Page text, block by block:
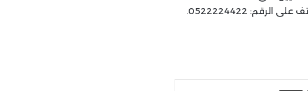
الرقم: 0522224422.